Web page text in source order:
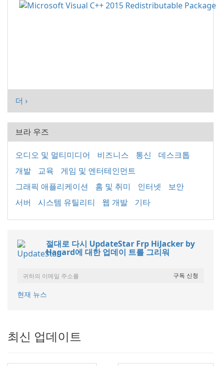
더 ›
브라 우즈
오디오 및 멀티미디어 비즈니스 통신
데스크톱
개발
교육
게임 및 엔터테인먼트
그래픽 애플리케이션
홈 및 취미 인터넷
보안
서버
시스템 유틸리티 웹 개발 기타
절대로 다시 UpdateStar Frp HiJacker by
Hagard에 대한 업데이 트를 그리워
현재 뉴스
최신 업데이트